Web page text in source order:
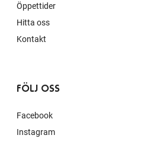
Öppettider
Hitta oss
Kontakt
FÖLJ OSS
Facebook
Instagram